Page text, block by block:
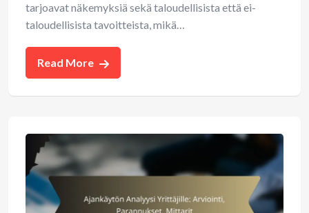
tarjoavat näkemyksiä sekä taloudellisista että ei-
taloudellisista tavoitteista, mikä…
Read More